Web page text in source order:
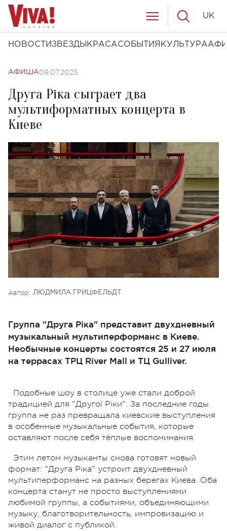
НОВОСТИ ЗВЕЗДЫ КРАСАСОБЫТИЯ КУЛЬТУРА
UK
АФИША09.07.2025
Друга Ріка сыграет два
мультиформатных концерта в
Киеве
Автор: ЛЮДМИЛА ГРИЦФЕЛЬДТ
Группа "Друга Ріка" представит двухдневный
музыкальный мультиперформанс в Киеве.
Необычные концерты состоятся 25 и 27 июля
на террасах ТРЦ River Mall и ТЦ Gulliver.
Подобные шоу в столице уже стали доброй
традицией для "Другої Ріки". За последние годы
группа не раз превращала киевские выступления
в особенные музыкальные события, которые
оставляют после себя тёплые воспоминания.
Этим летом музыканты снова готовят новый
формат: "Друга Ріка" устроит двухдневный
мультиперформанс на разных берегах Киева. Оба
концерта станут не просто выступлениями
любимой группы, а событиями, объединяющими
музыку, благотворительность, импровизацию и
живой диалог с публикой.